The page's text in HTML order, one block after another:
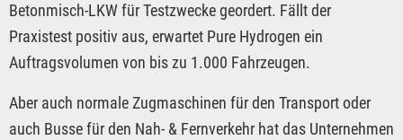
Betonmisch-LKW für Testzwecke geordert. Fällt der
Praxistest positiv aus, erwartet Pure Hydrogen ein
Auftragsvolumen von bis zu 1.000 Fahrzeugen.
Aber auch normale Zugmaschinen für den Transport oder
auch Busse für den Nah- & Fernverkehr hat das Unternehmen